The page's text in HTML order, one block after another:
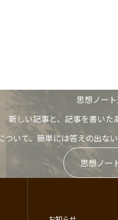
思想ノート
新しい記事と、記事を書いた
ついて、簡単には答えの出な
思想ノー